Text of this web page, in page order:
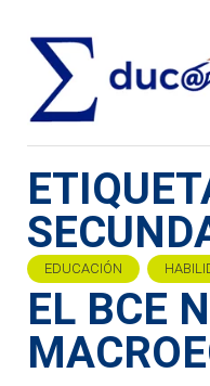
EDUCACIÓN
EL BCE